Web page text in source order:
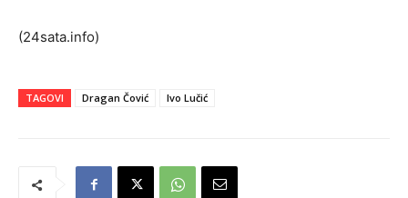
(24sata.info)
TAGOVI Dragan Čović Ivo Lučić